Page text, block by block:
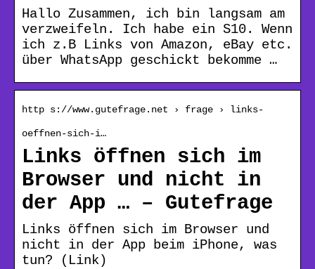
Hallo Zusammen, ich bin langsam am
verzweifeln. Ich habe ein S10. Wenn
ich z.B Links von Amazon, eBay etc.
über WhatsApp geschickt bekomme …
http s://www.gutefrage.net › frage › links-
oeffnen-sich-i…
Links öffnen sich im
Browser und nicht in
der App … – Gutefrage
Links öffnen sich im Browser und
nicht in der App beim iPhone, was
tun? (Link)